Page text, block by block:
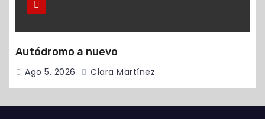
Autódromo a nuevo
Ago 5, 2026 Clara Martínez